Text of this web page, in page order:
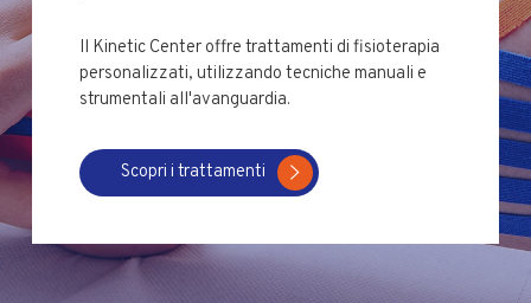
Il Kinetic Center offre trattamenti di fisioterapia
personalizzati, utilizzando tecniche manuali e
strumentali all'avanguardia.
Scopri i trattamenti